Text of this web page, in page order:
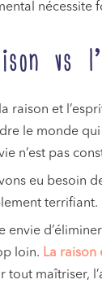
nécessite
vs
raison et
le monde
n’est pas
eu besoin
terrifiant.
envie
loin. La
tout maîtriser,